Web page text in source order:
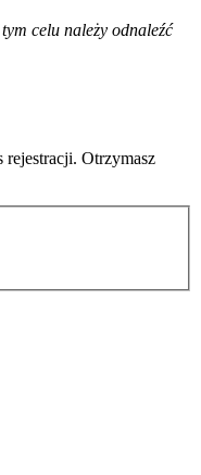
celu należy odnaleźć
rejestracji. Otrzymasz